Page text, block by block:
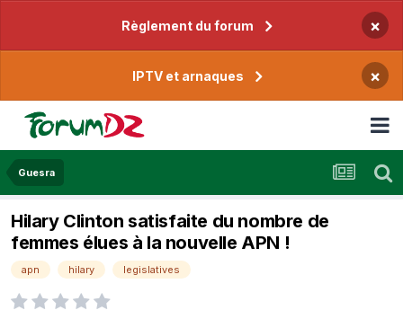
Règlement du forum ×
IPTV et arnaques ×
Guesra
Hilary Clinton satisfaite du nombre de
femmes élues à la nouvelle APN !
apn hilary legislatives